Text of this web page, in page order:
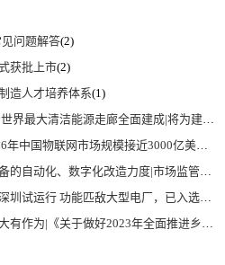
问题解答(2)
获批上市(2)
造人才培养体系(1)
为建设新型能源体系、保障国家能源安全、实现“双碳”目标提供有力支撑
近3000亿美元 智慧工厂、智慧城市、智慧电网等将占60%以上
市场监管总局 工业和信息化部 关于促进企业计量能力提升的指导意见
行 功能匹敌大型电厂，已入选国际典型案例
做好2023年全面推进乡村振兴重点工作的意见》发布